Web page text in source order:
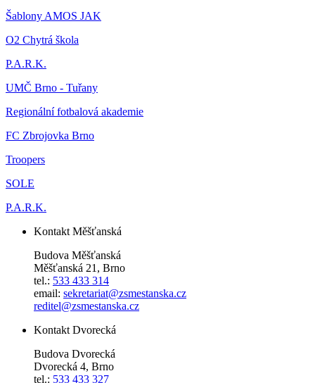
Šablony AMOS JAK
O2 Chytrá škola
P.A.R.K.
UMČ Brno - Tuřany
Regionální fotbalová akademie
FC Zbrojovka Brno
Troopers
SOLE
P.A.R.K.
Kontakt Měšťanská
Budova Měšťanská
Měšťanská 21, Brno
tel.: 533 433 314
email: sekretariat@zsmestanska.cz
reditel@zsmestanska.cz
Kontakt Dvorecká
Budova Dvorecká
Dvorecká 4, Brno
tel.: 533 433 327